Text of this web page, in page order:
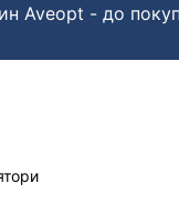
Aveopt - до